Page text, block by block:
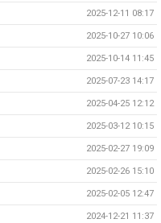
2025-12-11 08:17
2025-10-27 10:06
2025-10-14 11:45
2025-07-23 14:17
2025-04-25 12:12
2025-03-12 10:15
2025-02-27 19:09
2025-02-26 15:10
2025-02-05 12:47
2024-12-21 11:37